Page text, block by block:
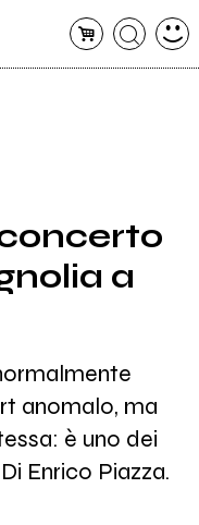
a
anomalo, ma
è uno dei
Enrico Piazza.